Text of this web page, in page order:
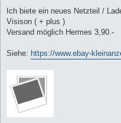
i
r
a
Ich biete ein neues Netzteil /
Visison ( + plus )
Versand möglich Hermes 3,90.-
Siehe: https://www.ebay-